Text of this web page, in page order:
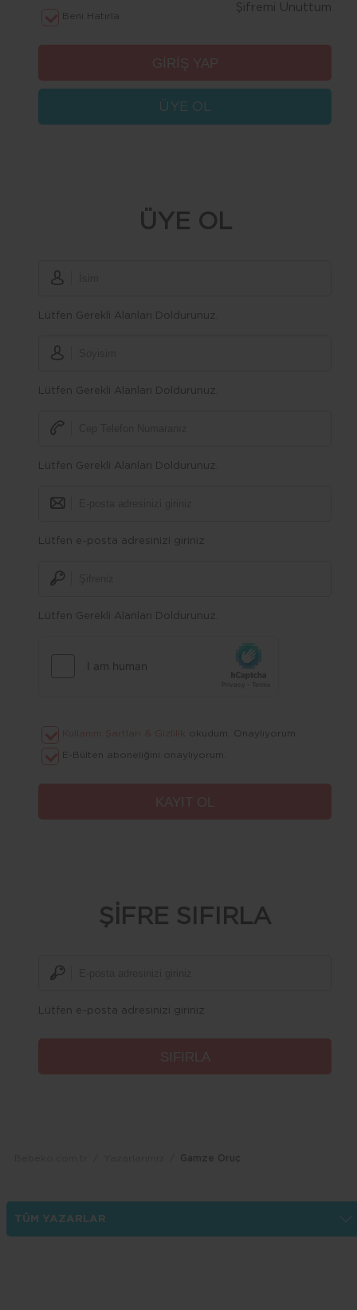
Beni Hatırla
Şifremi Unuttum
ÜYE OL
ÜYE OL
Lütfen Gerekli Alanları Doldurunuz.
Lütfen Gerekli Alanları Doldurunuz.
Lütfen Gerekli Alanları Doldurunuz.
Lütfen e-posta adresinizi giriniz
Lütfen Gerekli Alanları Doldurunuz.
okudum. Onaylıyorum.
E-Bülten aboneliğini onaylıyorum.
ŞİFRE SIFIRLA
Lütfen e-posta adresinizi giriniz